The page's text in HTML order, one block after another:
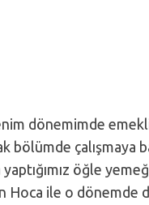
dönemimde
çalışmaya
öğle
Hoca ile o dönemde